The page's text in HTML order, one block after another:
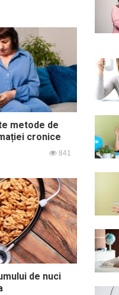
metode de
cronice
841
de nuci